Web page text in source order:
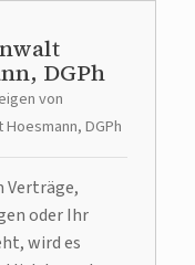
DGPh
von
DGPh
Verträge,
oder Ihr
wird es